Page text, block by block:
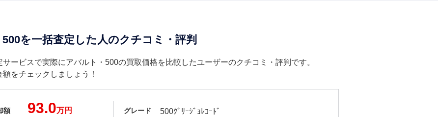
を一括査定した人のクチコミ・評判
ービスで実際にアバルト・500の買取価格を比較したユーザーのクチコミ・評判です。
をチェックしましょう！
額 93.0万円 グレード 500ｸﾞﾘｰｼﾞｮﾚｺｰﾄﾞ